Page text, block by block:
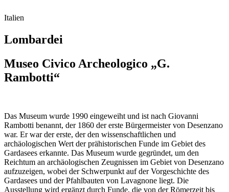
Italien
Lombardei
Museo Civico Archeologico „G.
Rambotti“
Das Museum wurde 1990 eingeweiht und ist nach Giovanni
Rambotti benannt, der 1860 der erste Bürgermeister von Desenzano
war. Er war der erste, der den wissenschaftlichen und
archäologischen Wert der prähistorischen Funde im Gebiet des
Gardasees erkannte. Das Museum wurde gegründet, um den
Reichtum an archäologischen Zeugnissen im Gebiet von Desenzano
aufzuzeigen, wobei der Schwerpunkt auf der Vorgeschichte des
Gardasees und der Pfahlbauten von Lavagnone liegt. Die
Ausstellung wird ergänzt durch Funde, die von der Römerzeit bis